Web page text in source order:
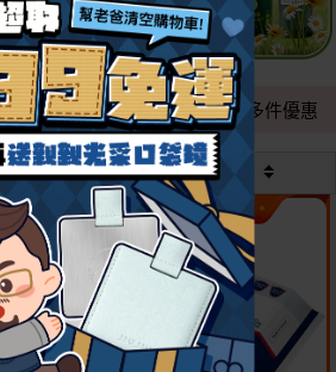
任選組合 全年最低 多件優惠
最新
超值組合